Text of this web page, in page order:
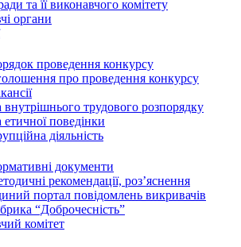
та її виконавчого комітету
органи
проведення конкурсу
про проведення конкурсу
трудового розпорядку
поведінки
діяльність
документи
рекомендації, роз’яснення
портал повідомлень викривачів
“Доброчесність”
комітет